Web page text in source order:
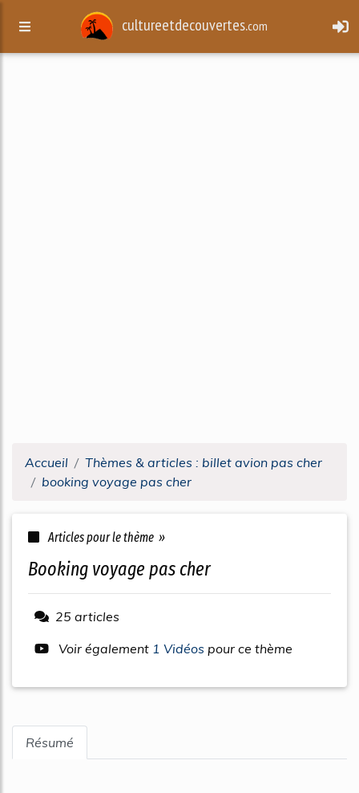
cultureetdecouvertes.com
Accueil
Thèmes & articles : billet avion pas cher
booking voyage pas cher
Articles pour le thème »
booking voyage pas cher
25 articles
Voir également 1 Vidéos pour ce thème
Résumé